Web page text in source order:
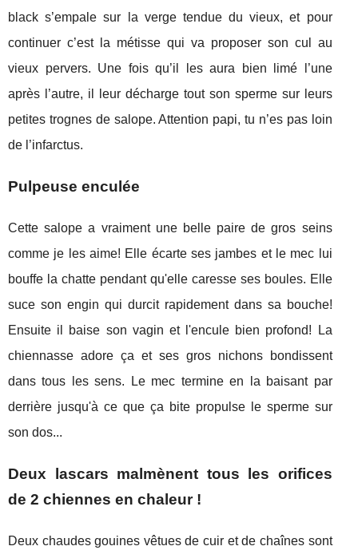
black s’empale sur la verge tendue du vieux, et pour
continuer c’est la métisse qui va proposer son cul au
vieux pervers. Une fois qu’il les aura bien limé l’une
après l’autre, il leur décharge tout son sperme sur leurs
petites trognes de salope. Attention papi, tu n’es pas loin
de l’infarctus.
Pulpeuse enculée
Cette salope a vraiment une belle paire de gros seins
comme je les aime! Elle écarte ses jambes et le mec lui
bouffe la chatte pendant qu'elle caresse ses boules. Elle
suce son engin qui durcit rapidement dans sa bouche!
Ensuite il baise son vagin et l'encule bien profond! La
chiennasse adore ça et ses gros nichons bondissent
dans tous les sens. Le mec termine en la baisant par
derrière jusqu'à ce que ça bite propulse le sperme sur
son dos...
Deux lascars malmènent tous les orifices
de 2 chiennes en chaleur !
Deux chaudes gouines vêtues de cuir et de chaînes sont